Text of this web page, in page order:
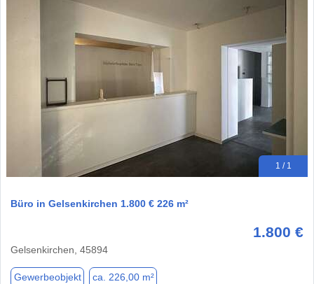
1 / 1
Büro in Gelsenkirchen 1.800 € 226 m²
1.800 €
Gelsenkirchen, 45894
Gewerbeobjekt ca. 226,00 m²